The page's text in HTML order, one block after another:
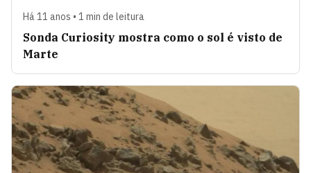
Há 11 anos • 1 min de leitura
Sonda Curiosity mostra como o sol é visto de
Marte